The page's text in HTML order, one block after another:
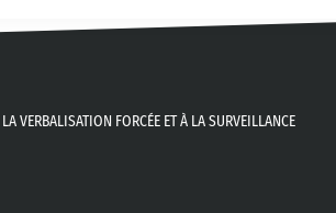
VERBALISATION FORCÉE ET À LA SURVEILLANCE